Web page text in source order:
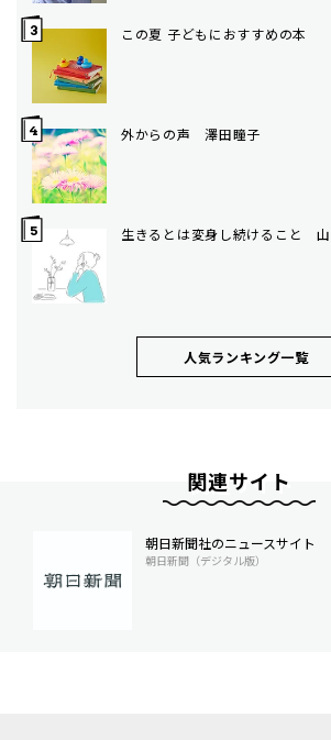
この夏 子どもにおすすめの本
外からの声 澤田瞳子
生きるとは変身し続けること
人気ランキング⼀覧
関連サイト
朝日新聞社のニュースサイト
朝日新聞（デジタル版）